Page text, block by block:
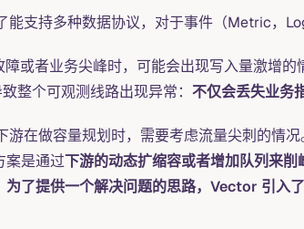
支持多种数据协议，对于事件（Metric，
或者业务尖峰时，可能会出现写入量激增的
整个可观测线路出现异常： 不仅会丢失业务
游在做容量规划时，需要考虑流量尖刺的情
案是通过下游的动态扩缩容或者增加队列来削
为了提供一个解决问题的思路，Vector 引入